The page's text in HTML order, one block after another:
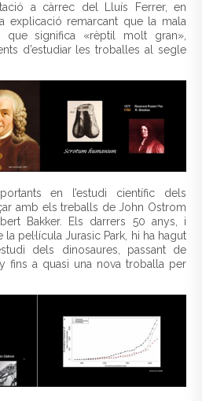
a càrrec del Lluís Ferrer, en
explicació remarcant que la mala
que significa «rèptil molt gran»,
d’estudiar les troballes al segle
en l’estudi científic dels
amb els treballs de John Ostrom
Bakker. Els darrers 50 anys, i
pel·lícula Jurasic Park, hi ha hagut
dels dinosaures, passant de
fins a quasi una nova troballa per